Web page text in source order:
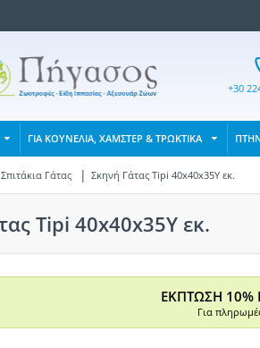
+30
ΓΙΑ ΚΟΥΝΕΛΙΑ, ΧΑΜΣΤΕΡ & ΤΡΩΚΤΙΚΑ
Σπιτάκια Γάτας Σκηνή Γάτας Tipi 40x40x35Υ εκ.
Tipi 40x40x35Υ εκ.
ΕΚΠΤΩΣΗ 10%
Για